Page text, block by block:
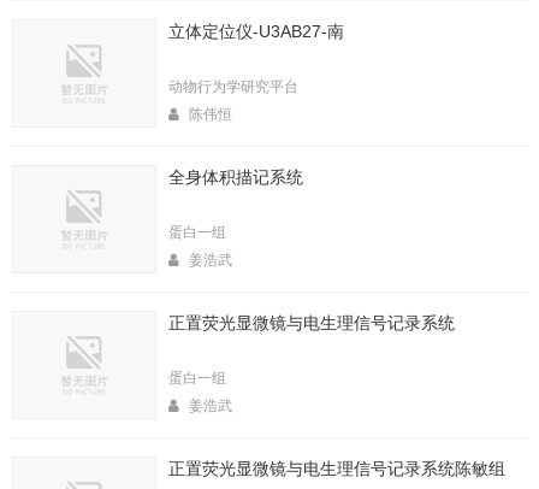
立体定位仪-U3AB27-南
动物行为学研究平台
陈伟恒
全身体积描记系统
蛋白一组
姜浩武
正置荧光显微镜与电生理信号记录系统
蛋白一组
姜浩武
正置荧光显微镜与电生理信号记录系统陈敏组